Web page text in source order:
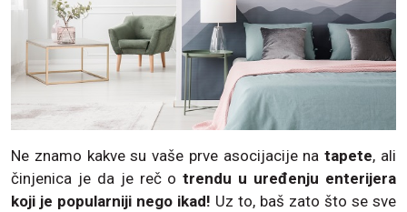
Ne znamo kakve su vaše prve asocijacije natapete, ali
činjenica je da je reč otrendu u uređenju enterijera
koji je popularniji nego ikad! Uz to, baš zato što se sve